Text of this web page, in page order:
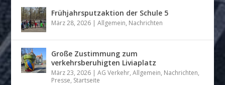
Frühjahrsputzaktion der Schule 5
März 28, 2026 |Allgemein, Nachrichten
Große Zustimmung zum
verkehrsberuhigten Liviaplatz
März 23, 2026 |AG Verkehr,Allgemein, Nachrichten,
Presse, Startseite